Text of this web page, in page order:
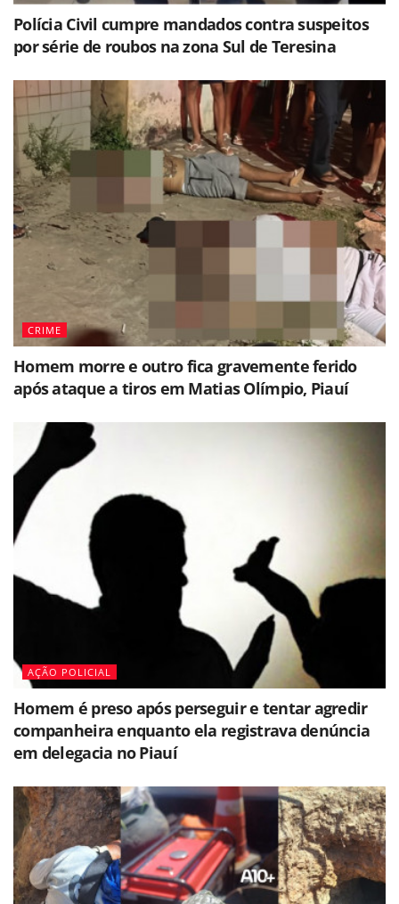
Polícia Civil cumpre mandados contra suspeitos
por série de roubos na zona Sul de Teresina
CRIME
Homem morre e outro fica gravemente ferido
após ataque a tiros em Matias Olímpio, Piauí
AÇÃO POLICIAL
Homem é preso após perseguir e tentar agredir
companheira enquanto ela registrava denúncia
em delegacia no Piauí